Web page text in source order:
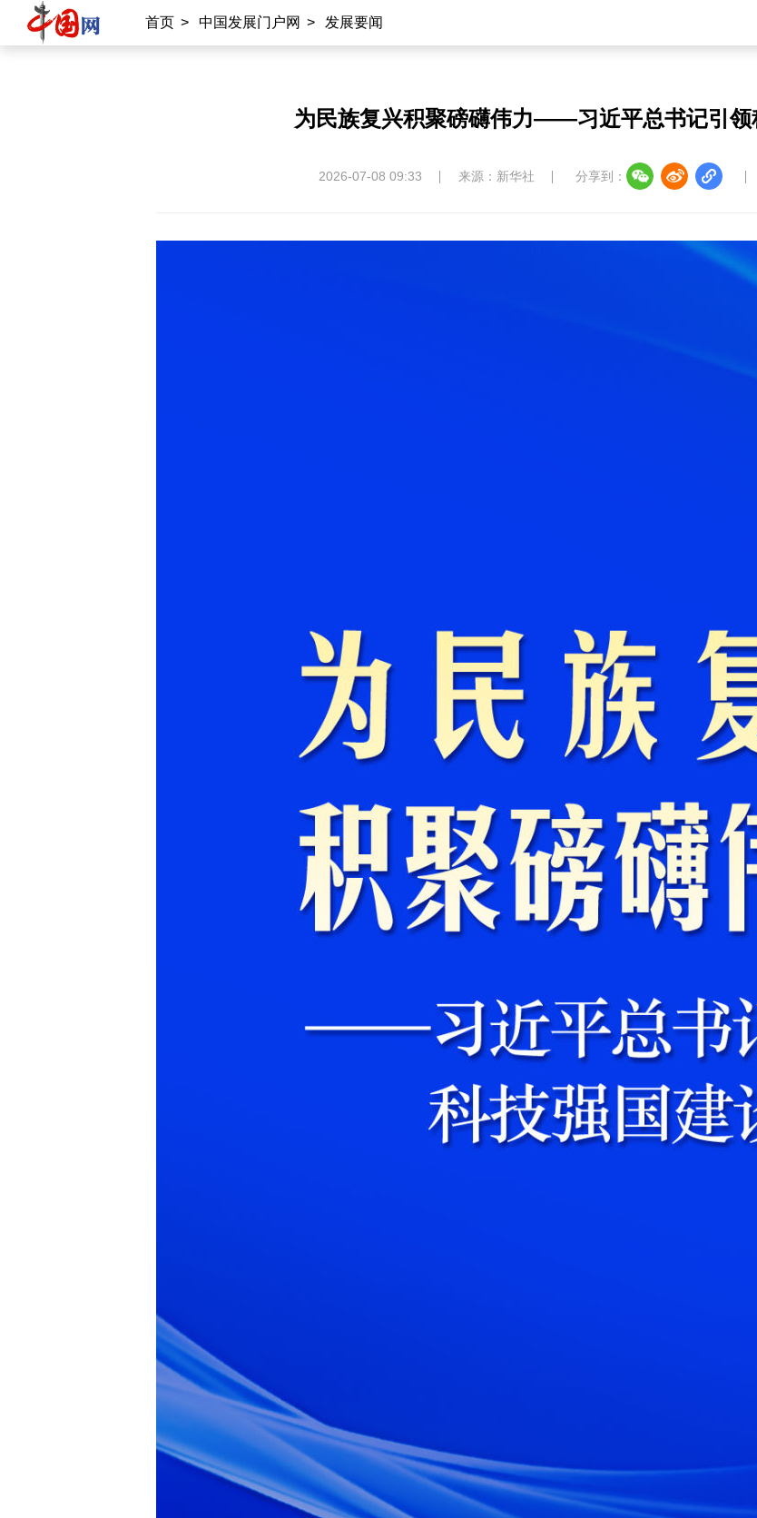
首页 > 中国发展门户网 > 发展要闻
为民族复兴积聚磅礴伟力——习近平总书记引领
2026-07-08 09:33 来源：新华社 分享到：